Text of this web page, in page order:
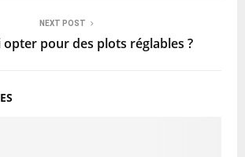
NEXT POST
pour des plots réglables ?